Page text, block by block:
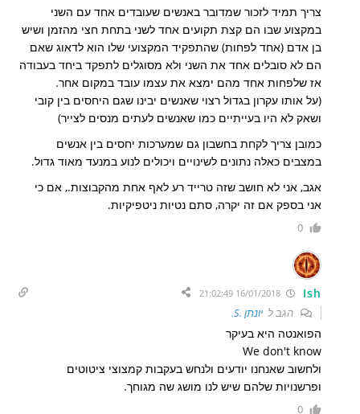
צריך תמיד לזכור שמדובר באנשים שעובדים אחד עם השני
במקצוע שבו הם קצת תקועים אחד לשני בתחת חצי מהזמן ושיש
בן אדם (אחד לפחות) שהתפקיד המקצועי שלו הוא לדאוג שאם
הם לא סובלים אחד את השני ולא מסוגלים לתפקד ביחד בעבודה
אז שלפחות אחד מהם ימצא את עצמו עובד במקום אחר.
(על אותו עקרון בגדול רצוי שאנשים יבינו שגם היחסים בין קובי
ושאק לא היו בעייתיים כמו שאנשים לעתים מנסים לצייר)
כמובן צריך לקחת בחשבון גם שמערכות יחסים בין אנשים
במצבים כאלה נתונים לשינויים ויכולים לנוע במנעד מאוד גדול.
אגב, אני לא חושב שזה טרייד רע לאף אחת מהקבוצות., אם כי
אני בספק אם זה יקרה, סתם נטיות ניטפיקיות.
0
Ish
הגב ליונתן .S.
הפואנטה היא בעיקר
We don't know
ולחשוב שאנחנו יודעים ולנחש בעקבות קמצוצי ציטוטים
ופרשנויות שלהם שיש לנו מושג שה מגוחך.
0